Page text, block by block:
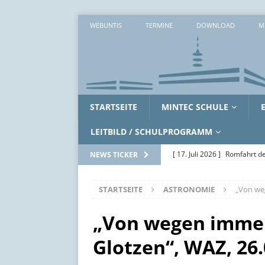
WEBUNTIS TERMINE DOWNLOAD
STARTSEITE MINTEC SCHULE
LEITBILD / SCHULPROGRAMM
NEWS TICKER [ 17. Juli 2026 ] Romfahrt
ALLGEMEIN
[ 15. Juli 2026 ]
Zwei
[ 14. Juli 2026 ]
SoWi-LK
AUS DEM
STARTSEITE ASTRONOMIE „Von
„Von wegen
Glotzen“, WAZ,